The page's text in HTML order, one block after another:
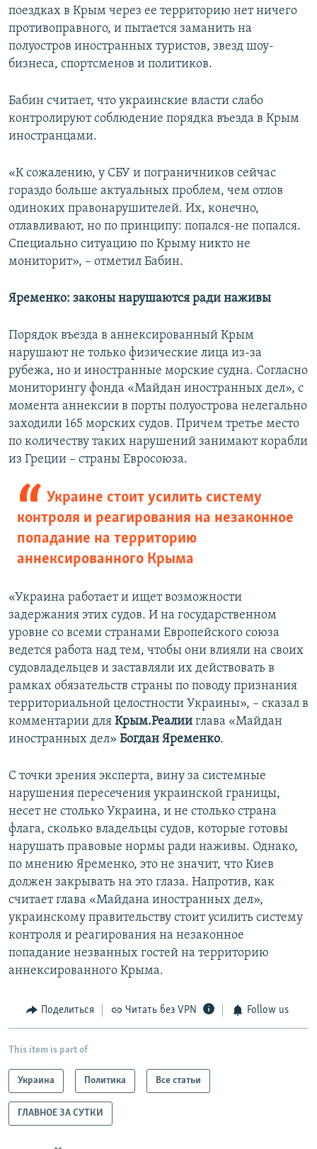
поездках в Крым через ее территорию нет ничего
противоправного, и пытается заманить на
полуостров иностранных туристов, звезд шоу-
бизнеса, спортсменов и политиков.
Бабин считает, что украинские власти слабо
контролируют соблюдение порядка въезда в Крым
иностранцами.
«К сожалению, у СБУ и пограничников сейчас
гораздо больше актуальных проблем, чем отлов
одиноких правонарушителей. Их, конечно,
отлавливают, но по принципу: попался-не попался.
Специально ситуацию по Крыму никто не
мониторит», – отметил Бабин.
Яременко: законы нарушаются ради наживы
Порядок въезда в аннексированный Крым
нарушают не только физические лица из-за
рубежа, но и иностранные морские судна. Согласно
мониторингу фонда «Майдан иностранных дел», с
момента аннексии в порты полуострова нелегально
заходили 165 морских судов. Причем третье место
по количеству таких нарушений занимают корабли
из Греции – страны Евросоюза.
Украине стоит усилить систему
контроля и реагирования на незаконное
попадание на территорию
аннексированного Крыма
«Украина работает и ищет возможности
задержания этих судов. И на государственном
уровне со всеми странами Европейского союза
ведется работа над тем, чтобы они влияли на своих
судовладельцев и заставляли их действовать в
рамках обязательств страны по поводу признания
территориальной целостности Украины», – сказал в
комментарии для Крым.Реалии глава «Майдан
иностранных дел» Богдан Яременко.
С точки зрения эксперта, вину за системные
нарушения пересечения украинской границы,
несет не столько Украина, и не столько страна
флага, сколько владельцы судов, которые готовы
нарушать правовые нормы ради наживы. Однако,
по мнению Яременко, это не значит, что Киев
должен закрывать на это глаза. Напротив, как
считает глава «Майдана иностранных дел»,
украинскому правительству стоит усилить систему
контроля и реагирования на незаконное
попадание незванных гостей на территорию
аннексированного Крыма.
Поделиться Читать без VPN Follow us
This item is part of
Украина Политика Все статьи
ГЛАВНОЕ ЗА СУТКИ